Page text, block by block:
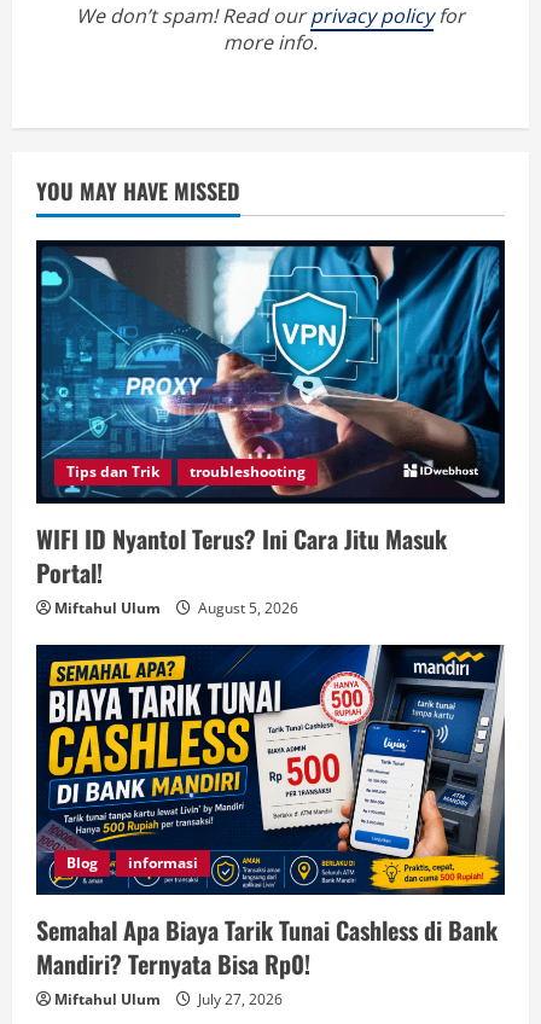
We don’t spam! Read ourprivacy policyfor
more info.
YOU MAY HAVE MISSED
Tips dan Trik troubleshooting
WIFI ID Nyantol Terus? Ini Cara Jitu Masuk
Portal!
Miftahul Ulum August 5, 2026
Blog informasi
Semahal Apa Biaya Tarik Tunai Cashless di Bank
Mandiri? Ternyata Bisa Rp0!
Miftahul Ulum July 27, 2026